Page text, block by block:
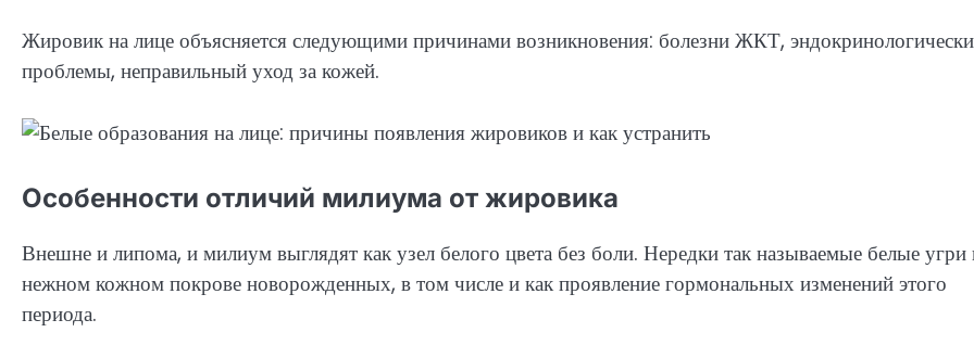
Жировик на лице объясняется следующими причинами возникновения: болезни ЖКТ,
проблемы, неправильный уход за кожей.
Особенности отличий милиума от жировика
Внешне и липома, и милиум выглядят как узел белого цвета без боли. Нередки так называемые белые угри
нежном кожном покрове новорожденных, в том числе и как проявление гормональных изменений этого
периода.